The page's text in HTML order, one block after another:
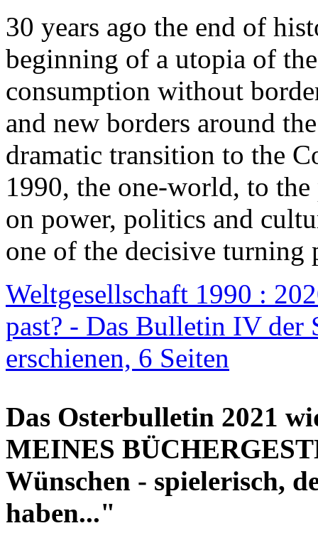
30 years ago the end of
beginning of a utopia of
consumption without
and new borders around
dramatic transition to the
1990, the one-world, to the
on power, politics and
one of the decisive turning
Weltgesellschaft 1990 :
past? - Das Bulletin IV der
erschienen, 6 Seiten
Das Osterbulletin 2021
MEINES
Wünschen - spielerisch,
haben..."